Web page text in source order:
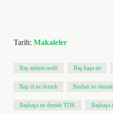
Tarih: Makaleler
Baş anlamı nedir Baş başa ne
Baş ol ne demek Basbas ne demek
Başbaşa ne demek TDK Başbaşa